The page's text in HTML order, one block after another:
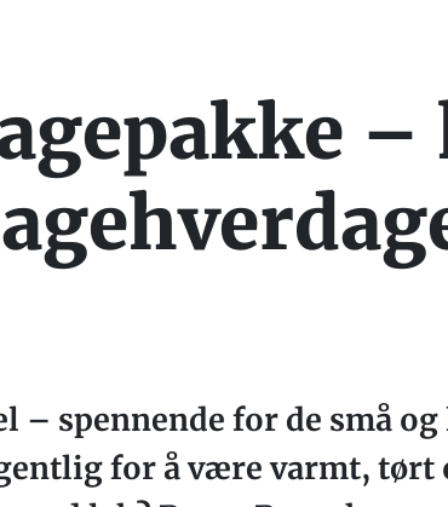
– spennende for de små
for å være varmt, tørt